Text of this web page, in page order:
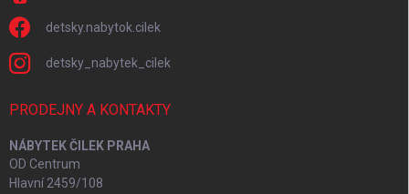
detsky.nabytok.cilek
detsky_nabytek_cilek
PRODEJNY A KONTAKTY
NÁBYTEK ČILEK PRAHA
OD Centrum
Hlavní 2459/108